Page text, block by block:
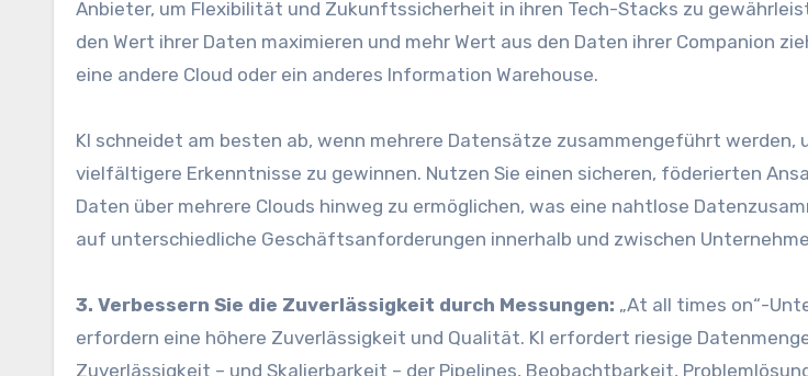
Anbieter, um Flexibilität und Zukunftssicherheit in ihren Tech-Stacks zu
den Wert ihrer Daten maximieren und mehr Wert aus den Daten ihrer Companion
eine andere Cloud oder ein anderes Information Warehouse.
KI schneidet am besten ab, wenn mehrere Datensätze zusammengeführt werden,
vielfältigere Erkenntnisse zu gewinnen. Nutzen Sie einen sicheren, föderierten
Daten über mehrere Clouds hinweg zu ermöglichen, was eine nahtlose
auf unterschiedliche Geschäftsanforderungen innerhalb und zwischen
3. Verbessern Sie die Zuverlässigkeit durch Messungen: „At all times on“-
erfordern eine höhere Zuverlässigkeit und Qualität. KI erfordert riesige
Zuverlässigkeit – und Skalierbarkeit – der Pipelines, Beobachtbarkeit,